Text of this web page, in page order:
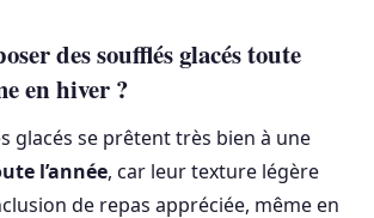
des soufflés glacés toute
en hiver ?
glacés se prêtent très bien à une
l’année, car leur texture légère
de repas appréciée, même en